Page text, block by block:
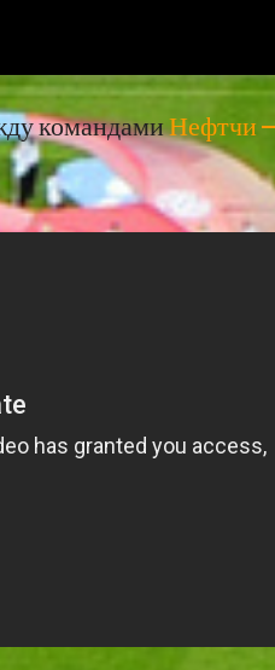
командамиНефтчи